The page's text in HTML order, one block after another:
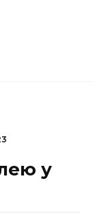
у